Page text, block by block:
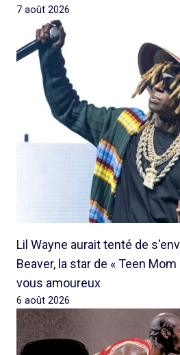
7 août 2026
Lil Wayne aurait tenté de
Beaver, la star de « Teen
vous amoureux
6 août 2026